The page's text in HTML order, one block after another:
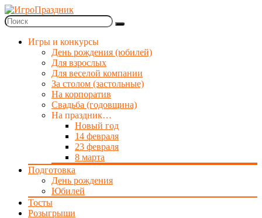
Игры и конкурсы
День рождения (юбилей)
Для взрослых
Для веселой компании
За столом (застольные)
На корпоратив
Свадьба (годовщина)
На праздник…
Новый год
14 февраля
23 февраля
8 марта
Подготовка
День рождения
Юбилей
Тосты
Розыгрыши